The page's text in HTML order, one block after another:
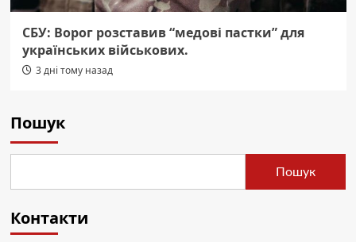
СБУ: Ворог розставив “медові пастки” для
українських військових.
3 дні тому назад
Пошук
Пошук
Контакти